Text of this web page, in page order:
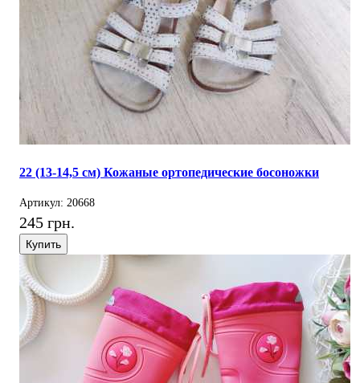
22 (13-14,5 см) Кожаные ортопедические босоножки
Артикул: 20668
245 грн.
Купить